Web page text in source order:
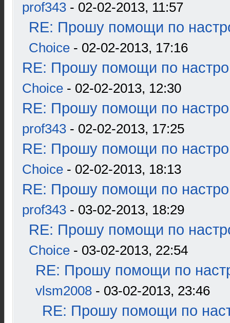
prof343 - 02-02-2013, 11:57
RE: Прошу помощи по
Choice - 02-02-2013, 17:16
RE: Прошу помощи по
Choice - 02-02-2013, 12:30
RE: Прошу помощи по
prof343 - 02-02-2013, 17:25
RE: Прошу помощи по
Choice - 02-02-2013, 18:13
RE: Прошу помощи по
prof343 - 03-02-2013, 18:29
RE: Прошу помощи по
Choice - 03-02-2013, 22:54
RE: Прошу помощи по
vlsm2008 - 03-02-2013, 23:46
RE: Прошу помощи по